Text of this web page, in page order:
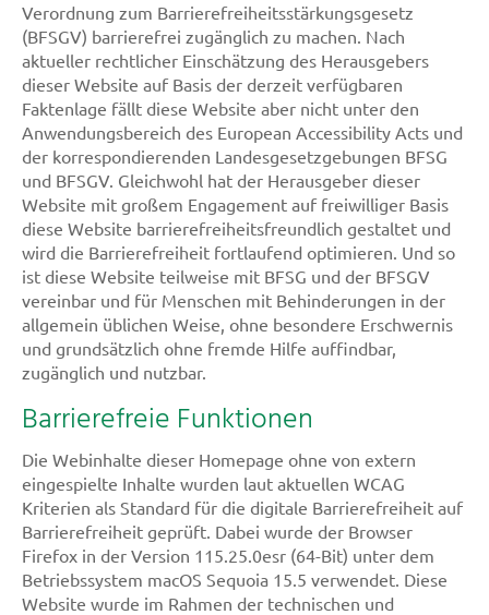
Verordnung zum Barrierefreiheitsstärkungsgesetz
(BFSGV) barrierefrei zugänglich zu machen. Nach
aktueller rechtlicher Einschätzung des Herausgebers
dieser Website auf Basis der derzeit verfügbaren
Faktenlage fällt diese Website aber nicht unter den
Anwendungsbereich des European Accessibility Acts und
der korrespondierenden Landesgesetzgebungen BFSG
und BFSGV. Gleichwohl hat der Herausgeber dieser
Website mit großem Engagement auf freiwilliger Basis
diese Website barrierefreiheitsfreundlich gestaltet und
wird die Barrierefreiheit fortlaufend optimieren. Und so
ist diese Website teilweise mit BFSG und der BFSGV
vereinbar und für Menschen mit Behinderungen in der
allgemein üblichen Weise, ohne besondere Erschwernis
und grundsätzlich ohne fremde Hilfe auffindbar,
zugänglich und nutzbar.
Barrierefreie Funktionen
Die Webinhalte dieser Homepage ohne von extern
eingespielte Inhalte wurden laut aktuellen WCAG
Kriterien als Standard für die digitale Barrierefreiheit auf
Barrierefreiheit geprüft. Dabei wurde der Browser
Firefox in der Version 115.25.0esr (64-Bit) unter dem
Betriebssystem macOS Sequoia 15.5 verwendet. Diese
Website wurde im Rahmen der technischen und